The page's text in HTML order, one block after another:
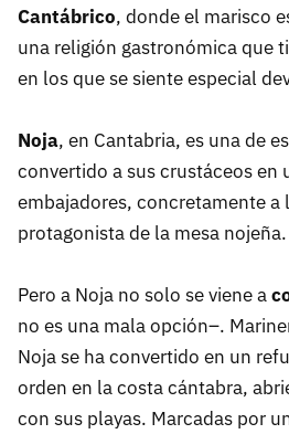
Cantábrico, donde el marisco
una religión gastronómica que
en los que se siente especial
Noja, en Cantabria, es una de
convertido a sus crustáceos en
embajadores, concretamente a
protagonista de la mesa nojeña.
Pero a Noja no solo se viene a
no es una mala opción–.
Noja se ha convertido en un
orden en la costa cántabra,
con sus playas. Marcadas por